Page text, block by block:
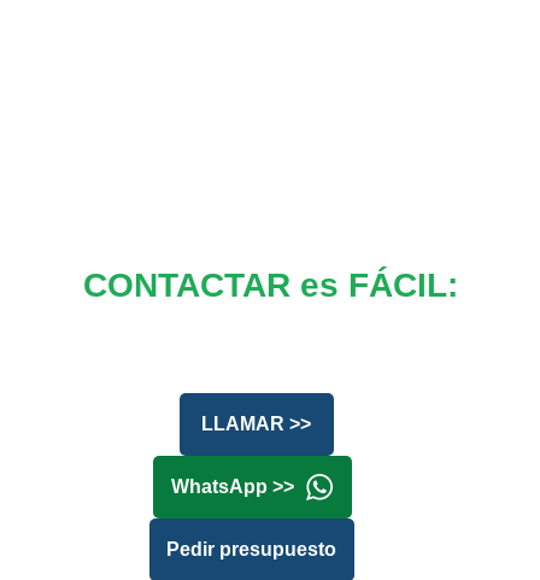
CONTACTAR es FÁCIL:
LLAMAR >>
WhatsApp >>
Pedir presupuesto